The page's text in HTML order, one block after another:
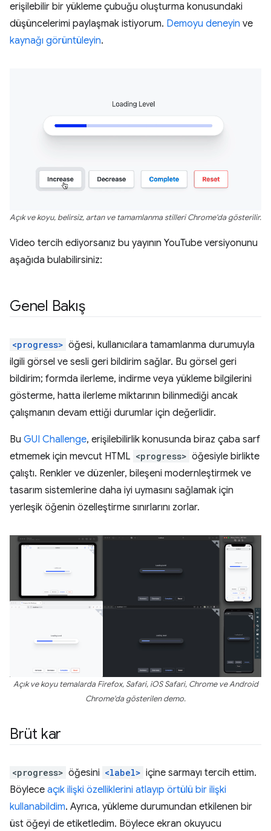
erişilebilir bir yükleme çubuğu oluşturma konusundaki
düşüncelerimi paylaşmak istiyorum. Demoyu deneyin ve
kaynağı görüntüleyin.
Açık ve koyu, belirsiz, artan ve tamamlanma stilleri Chrome'da gösterilir.
Video tercih ediyorsanız bu yayının YouTube versiyonunu
aşağıda bulabilirsiniz:
Genel Bakış
<progress> öğesi, kullanıcılara tamamlanma durumuyla
ilgili görsel ve sesli geri bildirim sağlar. Bu görsel geri
bildirim; formda ilerleme, indirme veya yükleme bilgilerini
gösterme, hatta ilerleme miktarının bilinmediği ancak
çalışmanın devam ettiği durumlar için değerlidir.
Bu GUI Challenge, erişilebilirlik konusunda biraz çaba sarf
etmemek için mevcut HTML <progress> öğesiyle birlikte
çalıştı. Renkler ve düzenler, bileşeni modernleştirmek ve
tasarım sistemlerine daha iyi uymasını sağlamak için
yerleşik öğenin özelleştirme sınırlarını zorlar.
Açık ve koyu temalarda Firefox, Safari, iOS Safari, Chrome ve Android
Chrome'da gösterilen demo.
Brüt kar
<progress> öğesini <label> içine sarmayı tercih ettim.
Böylece açık ilişki özelliklerini atlayıp örtülü bir ilişki
kullanabildim. Ayrıca, yükleme durumundan etkilenen bir
üst öğeyi de etiketledim. Böylece ekran okuyucu